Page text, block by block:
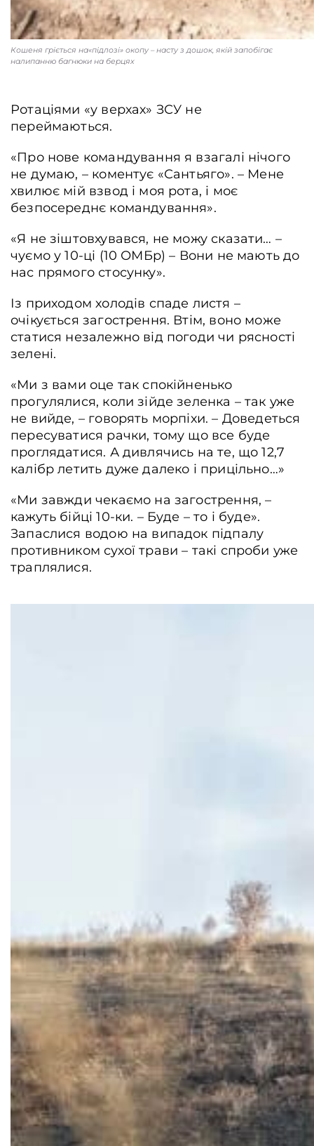
Кошеня гріється на«підлозі» окопу – насту з дошок, якій запобігає
налипанню багнюки на берцях
Ротаціями «у верхах» ЗСУ не
переймаються.
«Про нове командування я взагалі нічого
не думаю, – коментує «Сантьяго». – Мене
хвилює мій взвод і моя рота, і моє
безпосереднє командування».
«Я не зіштовхувався, не можу сказати… –
чуємо у 10-ці (10 ОМБр) – Вони не мають до
нас прямого стосунку».
Із приходом холодів спаде листя –
очікується загострення. Втім, воно може
статися незалежно від погоди чи рясності
зелені.
«Ми з вами оце так спокійненько
прогулялися, коли зійде зеленка – так уже
не вийде, – говорять морпіхи. – Доведеться
пересуватися рачки, тому що все буде
проглядатися. А дивлячись на те, що 12,7
калібр летить дуже далеко і прицільно…»
«Ми завжди чекаємо на загострення, –
кажуть бійці 10-ки. – Буде – то і буде».
Запаслися водою на випадок підпалу
противником сухої трави – такі спроби уже
траплялися.